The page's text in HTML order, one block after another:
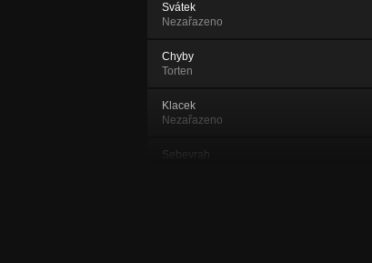
Svátek
Nezařazeno
Chyby
Torten
Klacek
Nezařazeno
Sebevrah